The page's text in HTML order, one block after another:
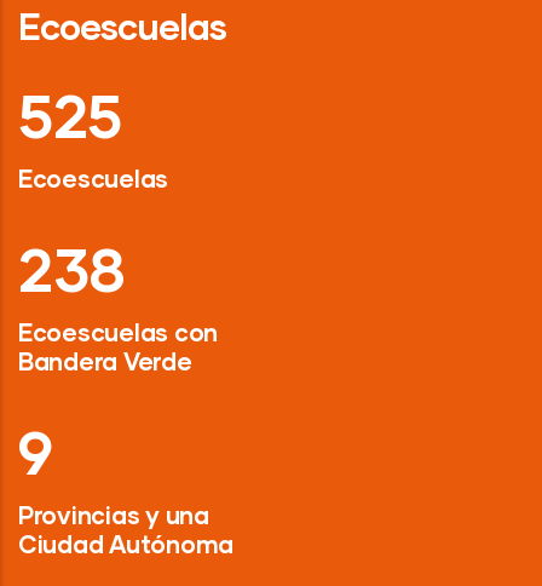
Ecoescuelas
718
Ecoescuelas
326
Ecoescuelas con
Bandera Verde
13
Provincias y una
Ciudad Autónoma